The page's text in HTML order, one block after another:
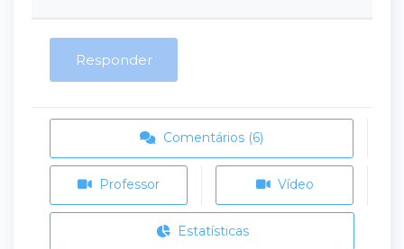
Responder
Comentários (6)
Professor Vídeo
Estatísticas